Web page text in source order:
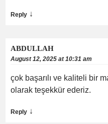
Reply ↓
ABDULLAH
August 12, 2025 at 10:31 am
çok başarılı ve kaliteli bir
olarak teşekkür ederiz.
Reply ↓